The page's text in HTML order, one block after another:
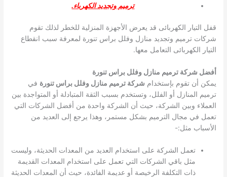
ترميم وتجديد الكهرباء.
قفل التيار الكهربائى قد يعرض الأجهزة المنزلية للخطر لذلك تقوم
شركات ترميم وتجديد منازل وفلل براس تنورة لمعرفة سبب انقطاع
التيار الكهربائى التعامل معها.
أفضل شركة ترميم منازل وفلل براس تنورة
يمكن أن تقوم بإستخدام شركة ترميم منازل وفلل براس تنورة في
ترميم المنازل أو الفلل، وتستخدم بسبب الثقة المتبادلة أو المتواجدة بين
العملاء وبين الشركة، حيث أن الشركة واحدة من أفضل الشركات التي
تعمل في مجال الترميم بشكل مستمر، وهذا يرجع إلى العديد من
الأسباب مثل:-
تعمل الشركة على استخدام العديد من المعدات الحديثة، وليست
مثل باقي الشركات التي تعمل على استخدام المعدات القديمة
ذات التكلفة الرخيصة أو عديمة الفائدة، حيث أن المعدات الحديثة